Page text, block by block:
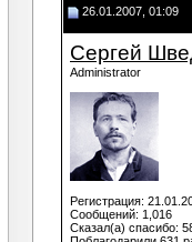
26.01.2007, 01:09
Сергей
Administrator
Регистрация:
Сообщений: 1,016
Сказал(а) спасибо: